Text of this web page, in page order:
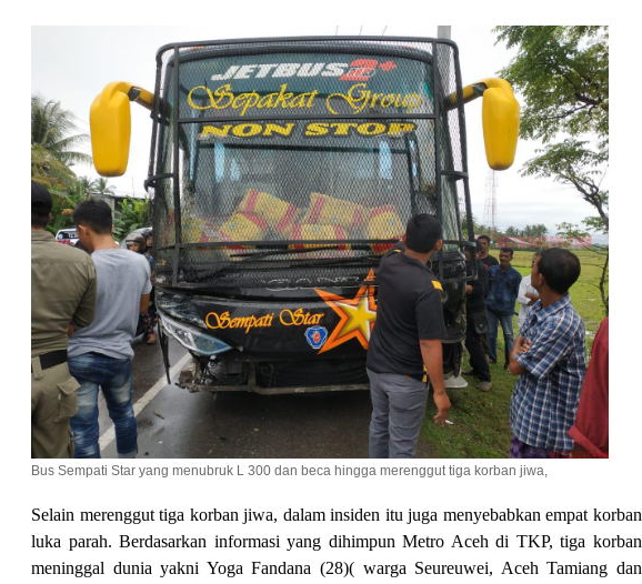
Bus Sempati Star yang menubruk L 300 dan beca hingga merenggut tiga korban jiwa,
Selain merenggut tiga korban jiwa, dalam insiden itu juga menyebabkan empat korban
luka parah. Berdasarkan informasi yang dihimpun Metro Aceh di TKP, tiga korban
meninggal dunia yakni Yoga Fandana (28)( warga Seureuwei, Aceh Tamiang dan